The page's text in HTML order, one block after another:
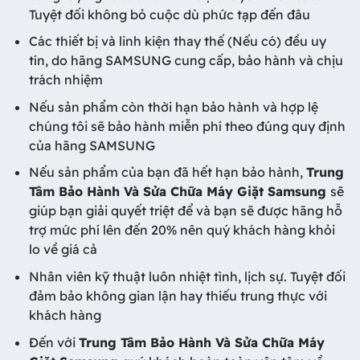
Tuyệt đối không bỏ cuộc dù phức tạp đến đâu
Các thiết bị và linh kiện thay thế (Nếu có) đều uy
tín, do hãng SAMSUNG cung cấp, bảo hành và chịu
trách nhiệm
Nếu sản phẩm còn thời hạn bảo hành và hợp lệ
chúng tôi sẽ bảo hành miễn phí theo đúng quy định
của hãng SAMSUNG
Nếu sản phẩm của bạn đã hết hạn bảo hành, Trung
Tâm Bảo Hành Và Sửa Chữa Máy Giặt Samsung sẽ
giúp bạn giải quyết triệt để và bạn sẽ được hãng hỗ
trợ mức phí lên đến 20% nên quý khách hàng khỏi
lo về giá cả
Nhân viên kỹ thuật luôn nhiệt tình, lịch sự. Tuyệt đối
đảm bảo không gian lận hay thiếu trung thực với
khách hàng
Đến với Trung Tâm Bảo Hành Và Sửa Chữa Máy